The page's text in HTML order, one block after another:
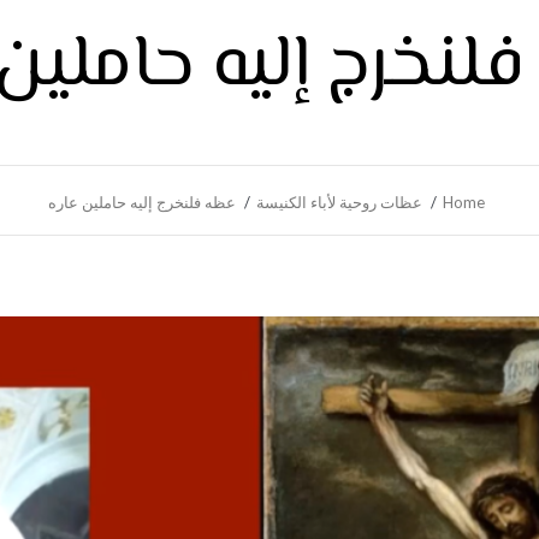
إليه
Home عظات روحية لأباء الكنيسة عظه فلنخرج إليه حاملين عاره